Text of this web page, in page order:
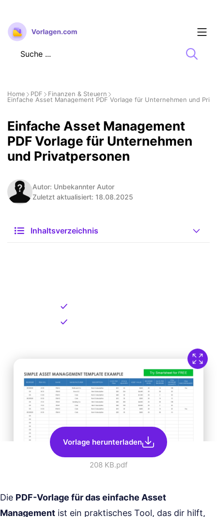
Zum
Inhalt
springen
Home PDF
Finanzen & Steuern
Einfache Asset Management PDF Vorlage für Unternehmen und
Einfache Asset Management
PDF Vorlage für Unternehmen
und Privatpersonen
Autor: Unbekannter Autor
Zuletzt aktualisiert: 18.08.2025
Inhaltsverzeichnis
Vorlage herunterladen
208 KB.pdf
Die PDF-Vorlage für das einfache Asset
Management ist ein praktisches Tool, das dir hilft,